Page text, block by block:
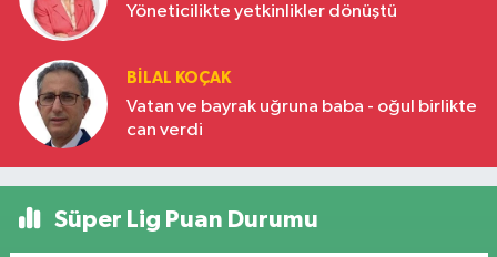
Yöneticilikte yetkinlikler dönüştü
BILAL KOÇAK
Vatan ve bayrak uğruna baba - oğul birlikte
can verdi
Süper Lig Puan Durumu